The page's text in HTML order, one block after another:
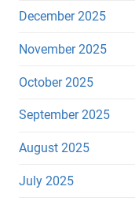
December 2025
November 2025
October 2025
September 2025
August 2025
July 2025